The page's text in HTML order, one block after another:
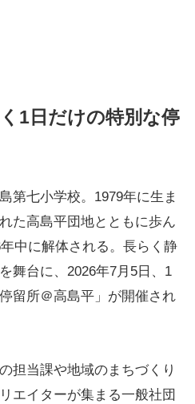
1日だけの特別な停
第七小学校。1979年に生ま
た高島平団地とともに歩ん
中に解体される。長らく静
舞台に、2026年7月5日、1
留所＠高島平」が開催され
担当課や地域のまちづくり
エイターが集まる一般社団